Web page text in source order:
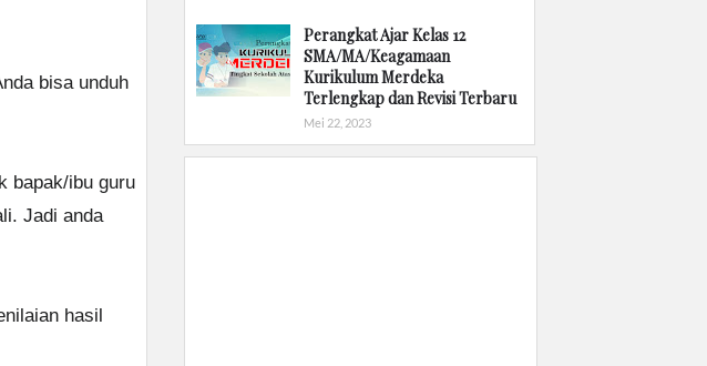
bisa unduh
bapak/ibu guru
Jadi anda
hasil
Perangkat Ajar Kelas 12
SMA/MA/Keagamaan
Kurikulum Merdeka
Terlengkap dan Revisi Terbaru
Mei 22, 2023